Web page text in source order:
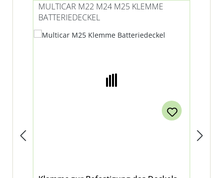
MULTICAR M22 M24 M25 KLEMME
BATTERIEDECKEL